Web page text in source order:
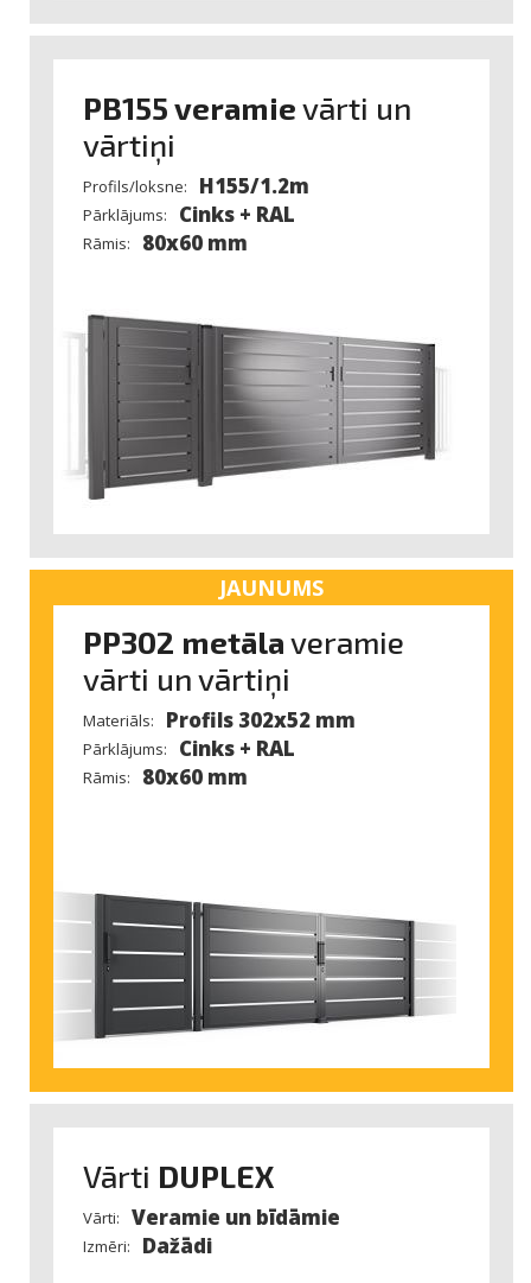
PB155 veramievārti un
vārtiņi
Profils/loksne: H155/1.2m
Pārklājums: Cinks + RAL
Rāmis: 80x60 mm
JAUNUMS
PP302 metālaveramie
vārti un vārtiņi
Materiāls: Profils 302x52 mm
Pārklājums: Cinks + RAL
Rāmis: 80x60 mm
Vārti DUPLEX
Vārti: Veramie un bīdāmie
Izmēri: Dažādi